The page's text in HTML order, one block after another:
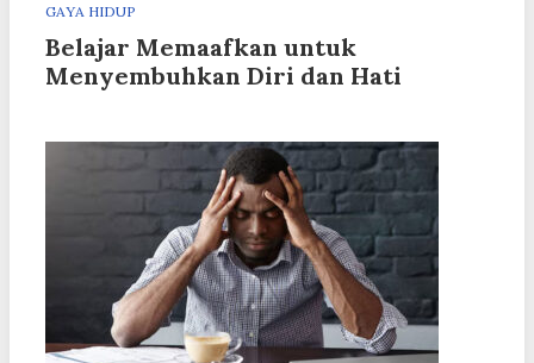
GAYA HIDUP
Belajar Memaafkan untuk
Menyembuhkan Diri dan Hati